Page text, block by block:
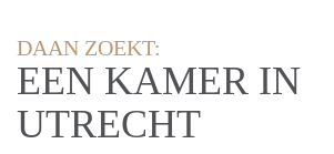
DAAN ZOEKT:
EEN KAMER IN
UTRECHT